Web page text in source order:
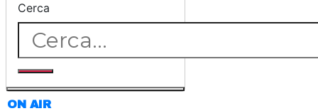
Cerca
ON AIR